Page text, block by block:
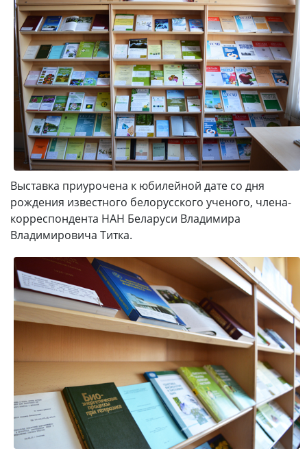
Выставка приурочена к юбилейной дате со дня
рождения известного белорусского ученого, члена-
корреспондента НАН Беларуси Владимира
Владимировича Титка.